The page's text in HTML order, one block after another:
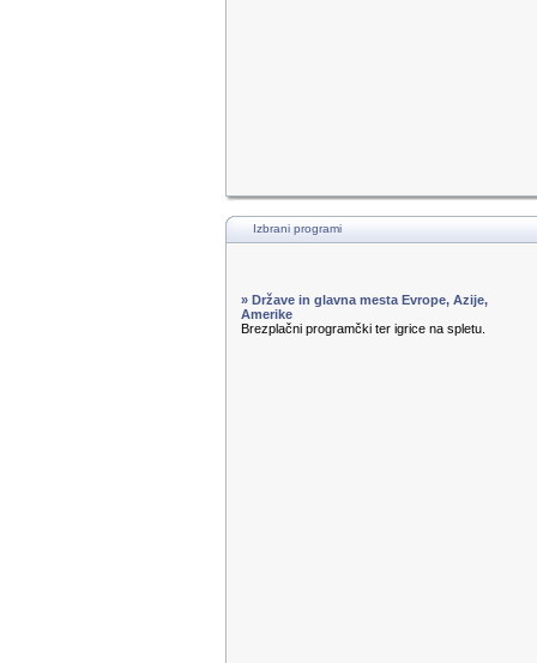
Izbrani programi
» Države in glavna mesta Evrope, Azije,
Amerike
Brezplačni programčki ter igrice na spletu.